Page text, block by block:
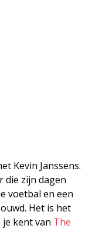
Kevin Janssens.
die zijn dagen
voetbal en een
Het is het
kent van The